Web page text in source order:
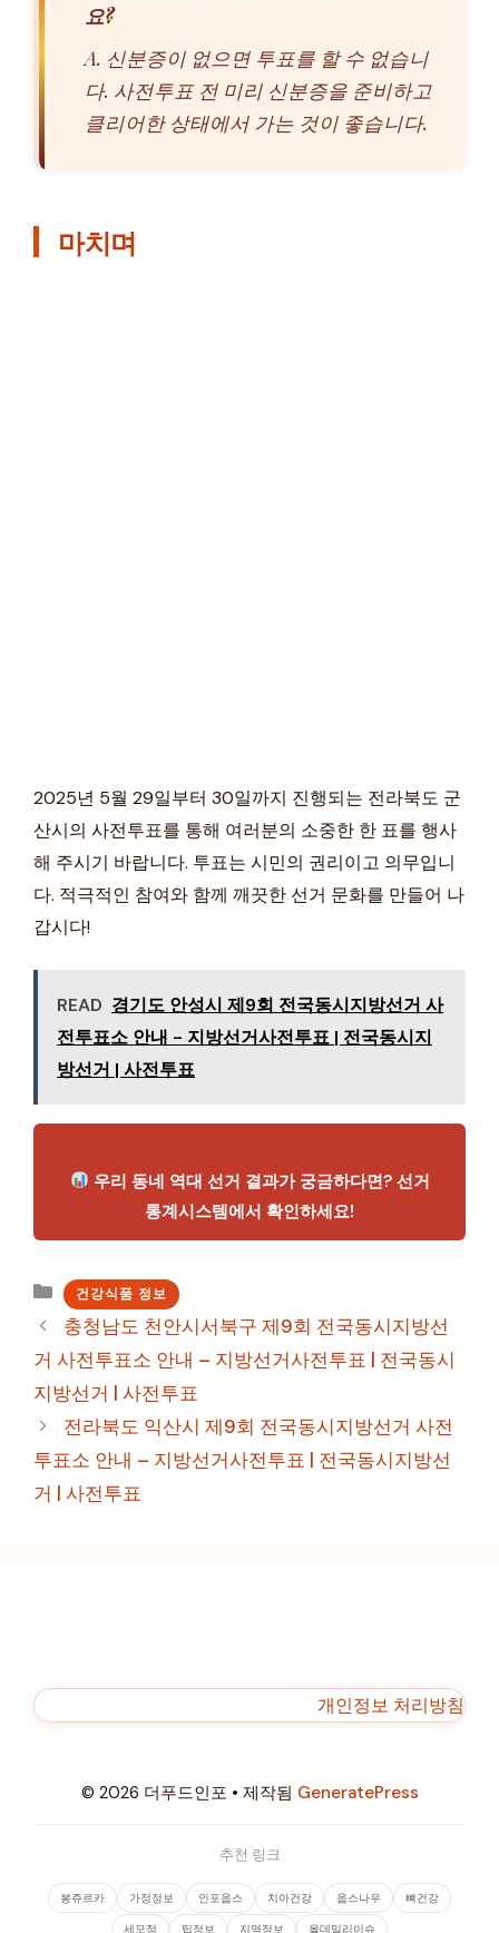
요?
A. 신분증이 없으면 투표를 할 수 없습니
다. 사전투표 전 미리 신분증을 준비하고
클리어한 상태에서 가는 것이 좋습니다.
마치며
2025년 5월 29일부터 30일까지 진행되는 전라북도 군
산시의 사전투표를 통해 여러분의 소중한 한 표를 행사
해 주시기 바랍니다. 투표는 시민의 권리이고 의무입니
다. 적극적인 참여와 함께 깨끗한 선거 문화를 만들어 나
갑시다!
READ 경기도 안성시 제9회 전국동시지방선거 사
전투표소 안내 - 지방선거사전투표 | 전국동시지
방선거 | 사전투표
우리 동네 역대 선거 결과가 궁금하다면? 선거
통계시스템에서 확인하세요!
카
테
고
리
건강식품 정보
충청남도 천안시서북구 제9회 전국동시지방선
거 사전투표소 안내 – 지방선거사전투표 | 전국동시
지방선거 | 사전투표
전라북도 익산시 제9회 전국동시지방선거 사전
투표소 안내 – 지방선거사전투표 | 전국동시지방선
거 | 사전투표
개인정보 처리방침
© 2026 더푸드인포 • 제작됨 GeneratePress
추천 링크
봉쥬르카 가정정보 인포웁스 치아건강 웁스나우 뼈건강
세모정 팁정보 지역정보 올데일리이슈